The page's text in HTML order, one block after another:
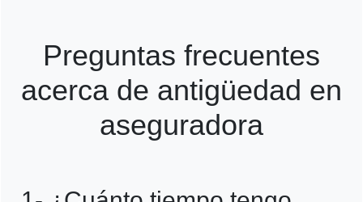
Preguntas frecuentes
acerca de antigüedad en
aseguradora